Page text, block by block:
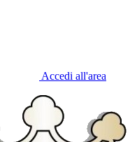
Accedi all'area